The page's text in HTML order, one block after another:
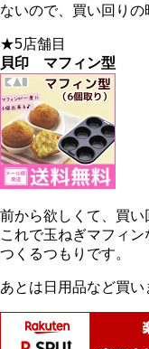
ないので、買い回りの
★5店舗目
貝印 マフィン型
前から欲しくて、買い
これで玉ねぎマフィ
つくるつもりです。
あとは日用品など買い